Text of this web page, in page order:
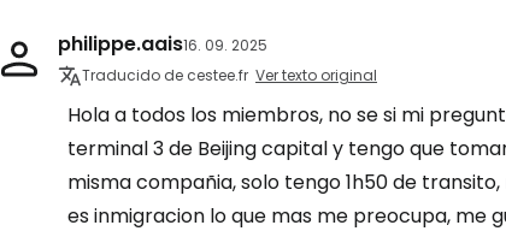
philippe.aais16. 09. 2025
Traducido de cestee.fr Ver texto original
Hola a todos los miembros, no se si mi
terminal 3 de Beijing capital y tengo que
misma compañia, solo tengo 1h50 de
es inmigracion lo que mas me preocupa, me